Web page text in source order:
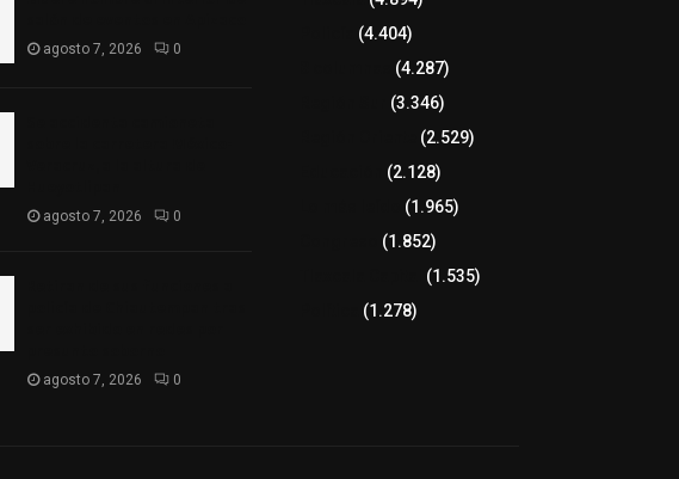
agosto 7, 2026 0
agosto 7, 2026 0
agosto 7, 2026 0
(4.404)
(4.287)
(3.346)
(2.529)
(2.128)
(1.965)
(1.852)
(1.535)
(1.278)